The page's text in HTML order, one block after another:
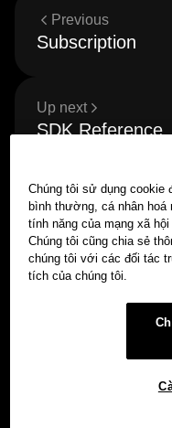
Previous
Subscription
Up next
SDK Reference
Chúng tôi sử dụng cookie
bình thường, cá nhân hoá
tính năng của mạng xã
Chúng tôi cũng chia sẻ
chúng tôi với các đối tác
tích của chúng tôi.